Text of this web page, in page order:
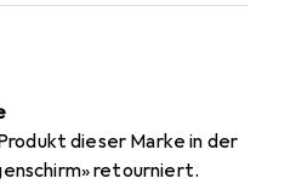
dieser Marke in der
retourniert.